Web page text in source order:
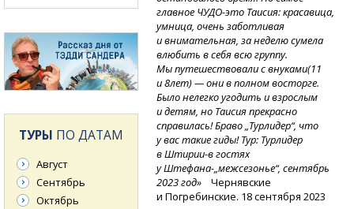
главное ЧУДО-это Таисия: красавица,
умница, очень заботливая
и внимательная, за неделю сумела
влюбить в себя всю группу.
Мы путешествовали с внуками(11
и 8лет) — они в полном восторге.
Было нелегко угодить и взрослым
и детям, но Таисия прекрасно
справилась! Браво „Турлидер“, что
у вас такие гиды! Тур: Турлидер
в Штирии-вгостях
у Штефана-„межсезонье“, сентябрь
2023 год»
Чернявские
и Погребинские. 18 сентября 2023
ТУРЫ ПО ДАТАМ
Август
Сентябрь
Октябрь